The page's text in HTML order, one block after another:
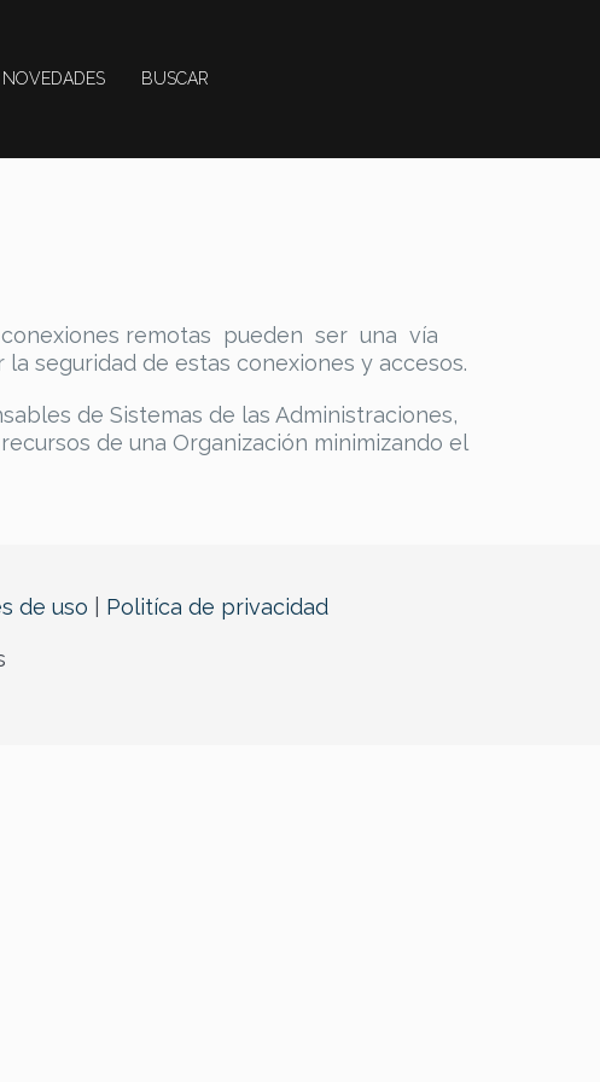
NOVEDADES BUSCAR
conexiones remotas pueden ser una vía
de estas conexiones y accesos.
de Sistemas de las Administraciones,
de una Organización minimizando el
de uso Politíca de privacidad